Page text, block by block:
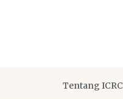
Tentang ICRC